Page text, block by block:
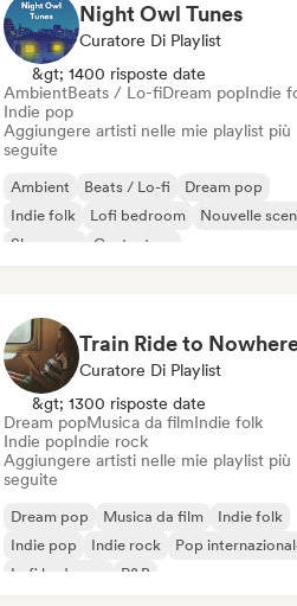
Night Owl Tunes
Curatore Di Playlist
&gt; 1400 risposte date
AmbientBeats / Lo-fiDream popIndie
Indie pop
Aggiungere artisti nelle mie playlist più
seguite
Ambient Beats / Lo-fi
Dream pop
Indie folk
Lofi bedroom
Nouvelle
Shoegaze
Cantautore
Train Ride to
Curatore Di Playlist
&gt; 1300 risposte date
Dream popMusica da filmIndie folk
Indie popIndie rock
Aggiungere artisti nelle mie playlist più
seguite
Dream pop Musica da film
Indie folk
Indie pop
Indie rock
Pop
Lofi bedroom
R&B